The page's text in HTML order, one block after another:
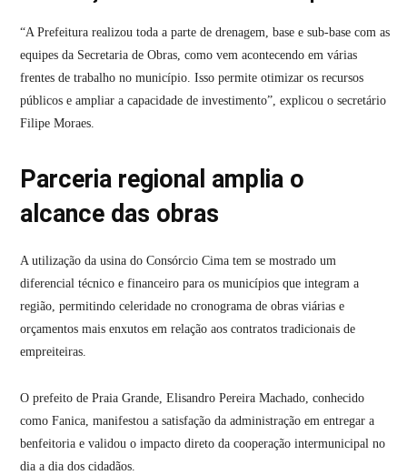
“A Prefeitura realizou toda a parte de drenagem, base e sub-base com as
equipes da Secretaria de Obras, como vem acontecendo em várias
frentes de trabalho no município. Isso permite otimizar os recursos
públicos e ampliar a capacidade de investimento”, explicou o secretário
Filipe Moraes.
Parceria regional amplia o
alcance das obras
A utilização da usina do Consórcio Cima tem se mostrado um
diferencial técnico e financeiro para os municípios que integram a
região, permitindo celeridade no cronograma de obras viárias e
orçamentos mais enxutos em relação aos contratos tradicionais de
empreiteiras.
O prefeito de Praia Grande, Elisandro Pereira Machado, conhecido
como Fanica, manifestou a satisfação da administração em entregar a
benfeitoria e validou o impacto direto da cooperação intermunicipal no
dia a dia dos cidadãos.